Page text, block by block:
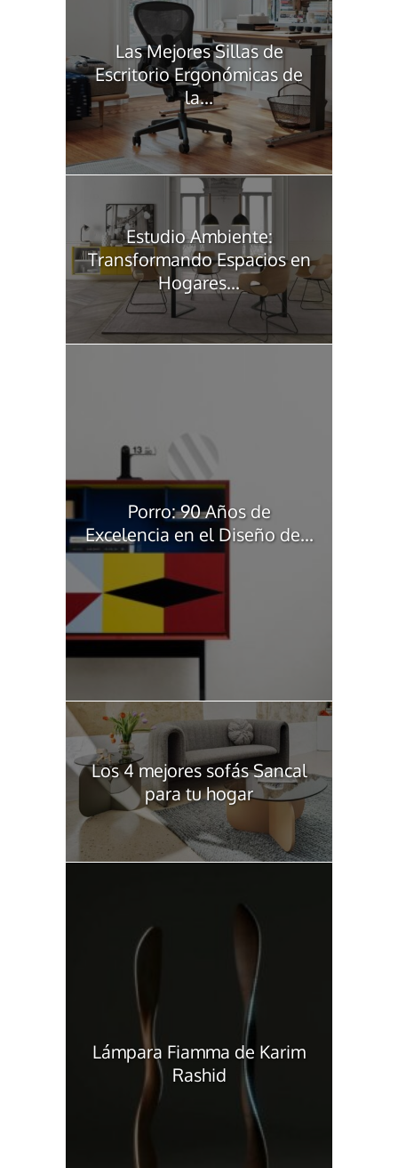
Las Mejores Sillas de
Escritorio Ergonómicas de
la...
Estudio Ambiente:
Transformando Espacios en
Hogares...
Porro: 90 Años de
Excelencia en el Diseño de...
Los 4 mejores sofás Sancal
para tu hogar
Lámpara Fiamma de Karim
Rashid